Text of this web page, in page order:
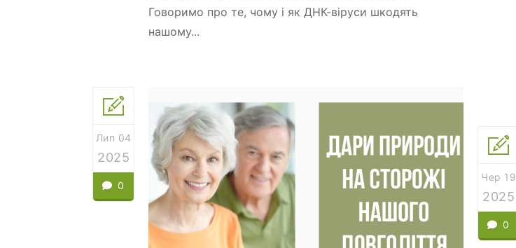
Говоримо про те, чому і як ДНК-віруси шкодять
нашому...
Лип 04
2025
0
Чер 19
2025
0